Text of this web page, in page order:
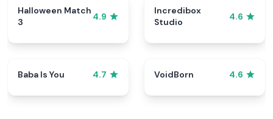
Halloween Match
3
4.9
Incredibox
Studio
4.6
Baba Is You 4.7 VoidBorn 4.6